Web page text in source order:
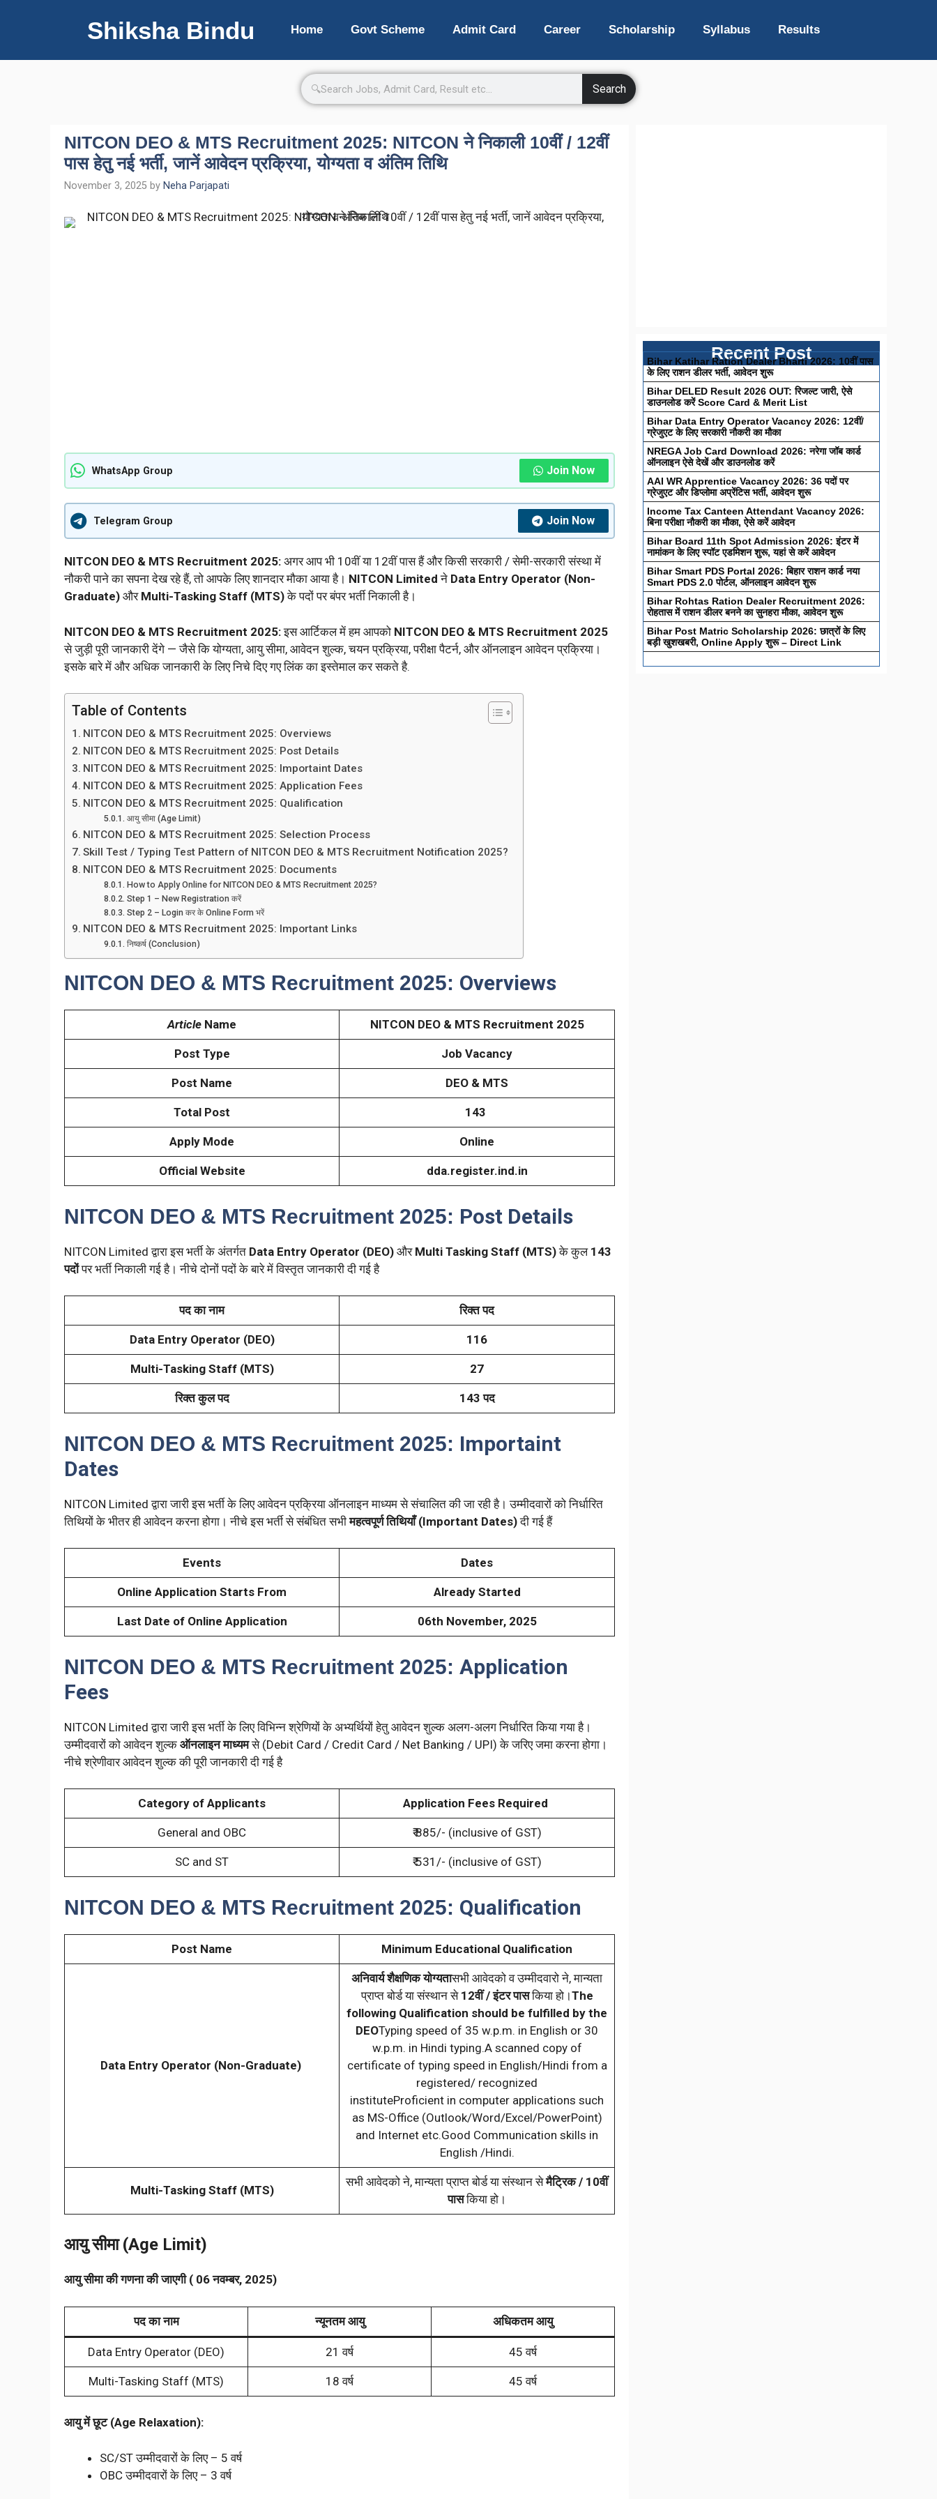
Shiksha Bindu Home Govt Scheme Admit Card Career Scholarship Syllabus Results
Search
NITCON DEO & MTS Recruitment 2025: NITCON ने निकाली 10वीं / 12वीं
पास हेतु नई भर्ती, जानें आवेदन प्रक्रिया, योग्यता व अंतिम तिथि
November 3, 2025 by Neha Parjapati
WhatsApp Group Join Now
Telegram Group Join Now
NITCON DEO & MTS Recruitment 2025: अगर आप भी 10वीं या 12वीं पास हैं और किसी सरकारी / सेमी-सरकारी संस्था में
नौकरी पाने का सपना देख रहे हैं, तो आपके लिए शानदार मौका आया है। NITCON Limited ने Data Entry Operator (Non-
Graduate) और Multi-Tasking Staff (MTS)के पदों पर बंपर भर्ती निकाली है।
NITCON DEO & MTS Recruitment 2025:इस आर्टिकल में हम आपको NITCON DEO & MTS Recruitment 2025
से जुड़ी पूरी जानकारी देंगे — जैसे कि योग्यता, आयु सीमा, आवेदन शुल्क, चयन प्रक्रिया, परीक्षा पैटर्न, और ऑनलाइन आवेदन प्रक्रिया।
इसके बारे में और अधिक जानकारी के लिए निचे दिए गए लिंक का इस्तेमाल कर सकते है.
Table of Contents
NITCON DEO & MTS Recruitment 2025: Overviews
NITCON DEO & MTS Recruitment 2025: Post Details
NITCON DEO & MTS Recruitment 2025: Importaint Dates
NITCON DEO & MTS Recruitment 2025: Application Fees
NITCON DEO & MTS Recruitment 2025: Qualification
आयु सीमा (Age Limit)
NITCON DEO & MTS Recruitment 2025: Selection Process
Skill Test / Typing Test Pattern of NITCON DEO & MTS Recruitment Notification 2025?
NITCON DEO & MTS Recruitment 2025: Documents
How to Apply Online for NITCON DEO & MTS Recruitment 2025?
Step 1 – New Registration करें
Step 2 – Login कर के Online Form भरें
NITCON DEO & MTS Recruitment 2025: Important Links
निष्कर्ष (Conclusion)
NITCON DEO & MTS Recruitment 2025: Overviews
Article Name NITCON DEO & MTS Recruitment 2025
Post Type Job Vacancy
Post Name DEO & MTS
Total Post 143
Apply Mode Online
Official Website dda.register.ind.in
NITCON DEO & MTS Recruitment 2025: Post Details
NITCON Limited द्वारा इस भर्ती के अंतर्गत Data Entry Operator (DEO) और Multi Tasking Staff (MTS)के कुल 143
पदोंपर भर्ती निकाली गई है। नीचे दोनों पदों के बारे में विस्तृत जानकारी दी गई है
पद का नाम रिक्त पद
Data Entry Operator (DEO) 116
Multi-Tasking Staff (MTS) 27
रिक्त कुल पद 143 पद
NITCON DEO & MTS Recruitment 2025: Importaint
Dates
NITCON Limited द्वारा जारी इस भर्ती के लिए आवेदन प्रक्रिया ऑनलाइन माध्यम से संचालित की जा रही है। उम्मीदवारों को निर्धारित
तिथियों के भीतर ही आवेदन करना होगा। नीचे इस भर्ती से संबंधित सभीमहत्वपूर्ण तिथियाँ (Important Dates)दी गई हैं
Events Dates
Online Application Starts From Already Started
Last Date of Online Application 06th November, 2025
NITCON DEO & MTS Recruitment 2025: Application
Fees
NITCON Limited द्वारा जारी इस भर्ती के लिए विभिन्न श्रेणियों के अभ्यर्थियों हेतु आवेदन शुल्क अलग-अलग निर्धारित किया गया है।
उम्मीदवारों को आवेदन शुल्क ऑनलाइन माध्यमसे (Debit Card / Credit Card / Net Banking / UPI) के जरिए जमा करना होगा।
नीचे श्रेणीवार आवेदन शुल्क की पूरी जानकारी दी गई है
Category of Applicants Application Fees Required
General and OBC ₹ 885/- (inclusive of GST)
SC and ST ₹ 531/- (inclusive of GST)
NITCON DEO & MTS Recruitment 2025: Qualification
Post Name Minimum Educational Qualification
Data Entry Operator (Non-Graduate)
अनिवार्य शैक्षणिक योग्यतासभी आवेदको व उम्मीदवारो ने, मान्यता
प्राप्त बोर्ड या संस्थान से 12वीं / इंटर पासकिया हो।The
following Qualification should be fulfilled by the
DEOTyping speed of 35 w.p.m. in English or 30
w.p.m. in Hindi typing.A scanned copy of
certificate of typing speed in English/Hindi from a
registered/ recognized
instituteProficient in computer applications such
as MS-Office (Outlook/Word/Excel/PowerPoint)
and Internet etc.Good Communication skills in
English /Hindi.
Multi-Tasking Staff (MTS)
सभी आवेदको ने, मान्यता प्राप्त बोर्ड या संस्थान सेमैट्रिक / 10वीं
पासकिया हो।
आयु सीमा (Age Limit)
आयु सीमा की गणना की जाएगी ( 06 नवम्बर, 2025)
पद का नाम न्यूनतम आयु अधिकतम आयु
Data Entry Operator (DEO) 21 वर्ष 45 वर्ष
Multi-Tasking Staff (MTS) 18 वर्ष 45 वर्ष
आयु में छूट (Age Relaxation):
SC/ST उम्मीदवारों के लिए – 5 वर्ष
OBC उम्मीदवारों के लिए – 3 वर्ष
Recent Post
Bihar Katihar Ration Dealer Bharti 2026: 10वीं पास
के लिए राशन डीलर भर्ती, आवेदन शुरू
Bihar DELED Result 2026 OUT: रिजल्ट जारी, ऐसे
डाउनलोड करें Score Card & Merit List
Bihar Data Entry Operator Vacancy 2026: 12वीं/
ग्रेजुएट के लिए सरकारी नौकरी का मौका
NREGA Job Card Download 2026: नरेगा जॉब कार्ड
ऑनलाइन ऐसे देखें और डाउनलोड करें
AAI WR Apprentice Vacancy 2026: 36 पदों पर
ग्रेजुएट और डिप्लोमा अप्रेंटिस भर्ती, आवेदन शुरू
Income Tax Canteen Attendant Vacancy 2026:
बिना परीक्षा नौकरी का मौका, ऐसे करें आवेदन
Bihar Board 11th Spot Admission 2026: इंटर में
नामांकन के लिए स्पॉट एडमिशन शुरू, यहां से करें आवेदन
Bihar Smart PDS Portal 2026: बिहार राशन कार्ड नया
Smart PDS 2.0 पोर्टल, ऑनलाइन आवेदन शुरू
Bihar Rohtas Ration Dealer Recruitment 2026:
रोहतास में राशन डीलर बनने का सुनहरा मौका, आवेदन शुरू
Bihar Post Matric Scholarship 2026: छात्रों के लिए
बड़ी खुशखबरी, Online Apply शुरू – Direct Link